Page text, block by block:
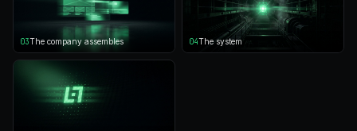
03The company assembles 04The system